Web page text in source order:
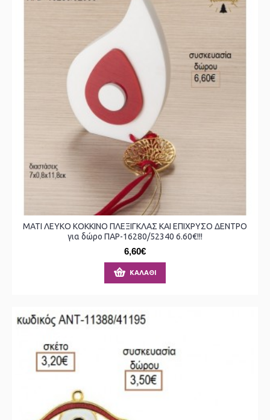
ΜΑΤΙ ΛΕΥΚΟ ΚΟΚΚΙΝΟ ΠΛΕΞΙΓΚΛΑΣ ΚΑΙ ΕΠΙΧΡΥΣΟ ΔΕΝΤΡΟ
για δώρο ΠΑΡ-16280/52340 6.60€!!!
6,60€
ΚΑΛΆΘΙ